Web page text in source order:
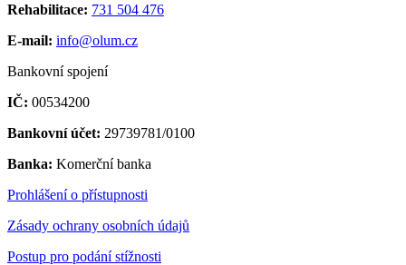
Rehabilitace: 731 504 476
E-mail: info@olum.cz
Bankovní spojení
IČ: 00534200
Bankovní účet: 29739781/0100
Banka: Komerční banka
Prohlášení o přístupnosti
Zásady ochrany osobních údajů
Postup pro podání stížnosti